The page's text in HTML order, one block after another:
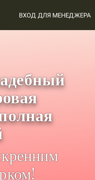
ВХОД ДЛЯ МЕНЕДЖЕРА